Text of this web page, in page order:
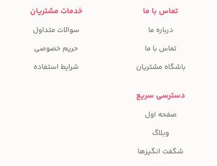
تماس با ما
درباره ما
تماس با ما
باشگاه مشتریان
خدمات مشتریان
سوالات متداول
حریم خصوصی
شرایط استفاده
دسترسی سریع
صفحه اول
وبلاگ
شگفت انگیزها